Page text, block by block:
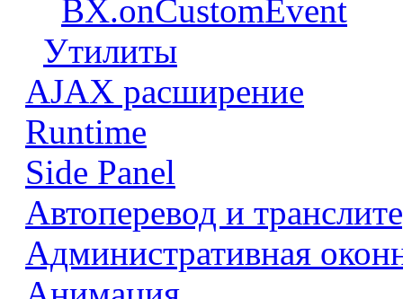
BX.onCustomEvent
Утилиты
AJAX расширение
Runtime
Side Panel
Автоперевод и
Административная